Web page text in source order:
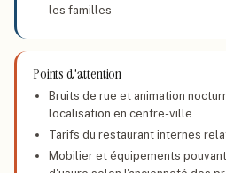
les familles
Points d'attention
Bruits de rue et animation
localisation en centre-ville
Tarifs du restaurant internes
Mobilier et équipements